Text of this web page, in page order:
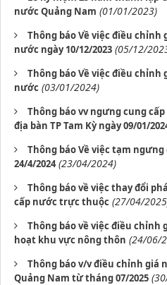
nước Quảng Nam (01/01/2023)
Thông báo Về việc điều
nước ngày 10/12/2023 (05/12/
Thông báo Về việc điều
nước (03/01/2024)
Thông báo vv ngưng cung
địa bàn TP Tam Kỳ ngày 09/01/
Thông báo Về việc tạm
24/4/2024 (23/04/2024)
Thông báo về việc thay đổi
cấp nước trực thuộc (27/04/
Thông báo về việc điều chỉnh
hoạt khu vực nông thôn (24/06/
Thông báo v/v điều chỉnh giá
Quảng Nam từ tháng 07/2025